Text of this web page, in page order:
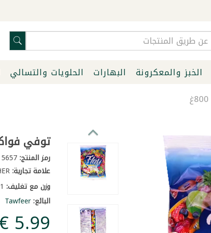
الخبز والمعكرونة البهارات الحلويات والتسالي
توفي
رمز المنتج:5657
علامة تجارية:OTHER
وزن مع تغليف:1 كغ
البائع:Tawfeer